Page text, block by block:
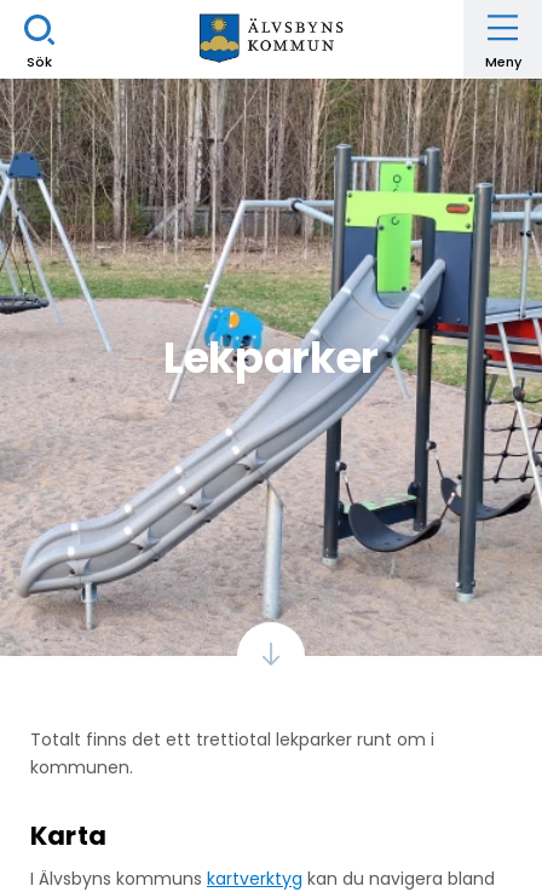
Sök Meny
Lekparker
Totalt finns det ett trettiotal lekparker runt om i
kommunen.
Karta
I Älvsbyns kommuns kartverktyg kan du navigera bland